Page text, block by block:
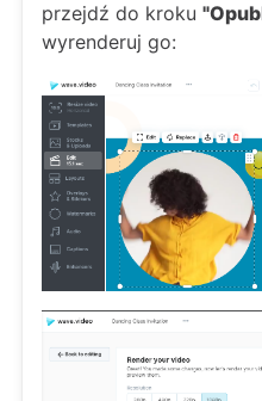
przejdź do kroku
wyrenderuj go: